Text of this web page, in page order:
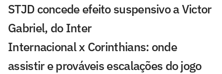
STJD concede efeito suspensivo a Victor
Gabriel, do Inter
Internacional x Corinthians: onde
assistir e prováveis escalações do jogo